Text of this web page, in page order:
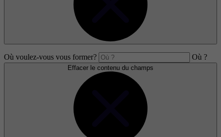
Où voulez-vous vous former? Où ?
Effacer le contenu du champs